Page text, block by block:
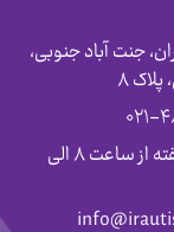
جنت آباد جنوبی،
۸
همه روزهای هفته از ساعت ۸ الی